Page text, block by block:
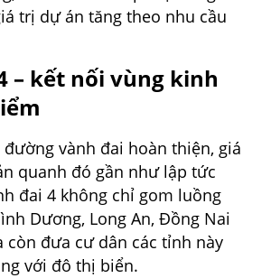
trị dự án tăng theo nhu cầu
– kết nối vùng kinh
vành đai hoàn thiện, giá
quanh đó gần như lập tức
đai 4 không chỉ gom luồng
Dương, Long An, Đồng Nai
còn đưa cư dân các tỉnh này
với đô thị biển.